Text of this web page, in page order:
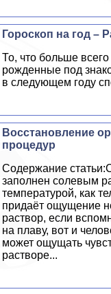
Гороскоп на год –
То, что больше
рожденные под
в следующем году
Восстановление
процедур
Содержание
заполнен солевым
температурой, как
придаёт ощущение
раствор, если
на плаву, вот и
может ощущать
растворе...